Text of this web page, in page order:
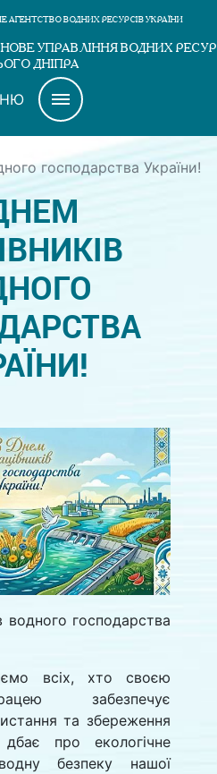
АГЕНТСТВО ВОДНИХ РЕСУРСІВ УКРАЇНИ
УПРАВЛІННЯ ВОДНИХ
ДНІПРА
господарства України!
водного господарства
всіх, хто своєю
забезпечує
та збереження
про екологічне
безпеку нашої